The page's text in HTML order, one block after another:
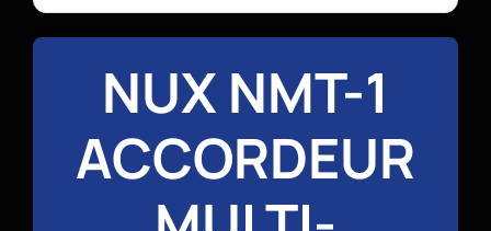
NUX NMT-1
ACCORDEUR